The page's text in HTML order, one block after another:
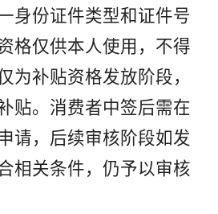
身份证件类型和证件号
格仅供本人使用，不得
为补贴资格发放阶段，
贴。消费者中签后需在
请，后续审核阶段如发
相关条件，仍予以审核